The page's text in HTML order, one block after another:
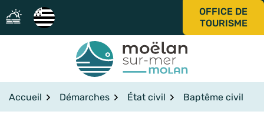
Aller
au
contenu
OFFICE DE
TOURISME
Accueil Démarches État civil Baptême civil